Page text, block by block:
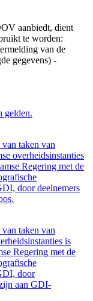
aanbiedt, dient
te worden:
van de
gegevens) -
gelden.
taken van
overheidsinstanties
Regering met de
door deelnemers
taken van
is
Regering met de
door
aan GDI-